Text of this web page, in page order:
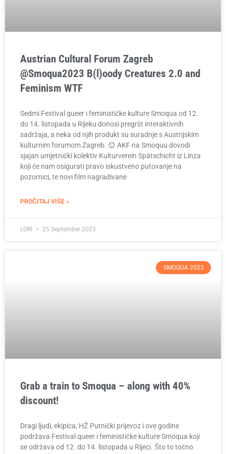
Austrian Cultural Forum Zagreb
@Smoqua2023 B(l)oody Creatures 2.0 and
Feminism WTF
Sedmi Festival queer i feminističke kulture Smoqua od 12.
do 14. listopada u Rijeku donosi pregršt interaktivnih
sadržaja, a neka od njih produkt su suradnje s Austrijskim
kulturnim forumom Zagreb. 😊 AKF na Smoquu dovodi
sjajan umjetnički kolektiv Kulturverein Spätschicht iz Linza
koji će nam osigurati pravo iskustveno putovanje na
pozornici, te novi film nagrađivane
PROČITAJ VIŠE »
LORI 25 September 2023
SMOQUA 2023
Grab a train to Smoqua – along with 40%
discount!
Dragi ljudi, ekipica, HŽ Putnički prijevoz i ove godine
podržava Festival queer i feminističke kulture Smoqua koji
se održava od 12. do 14. listopada u Rijeci. Što to točno